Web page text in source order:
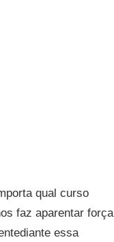
qual curso
faz aparentar força
essa